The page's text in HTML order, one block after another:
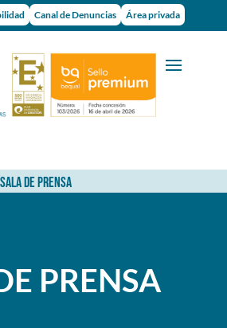
Canal de Denuncias Área privada
de prensa
PRENSA